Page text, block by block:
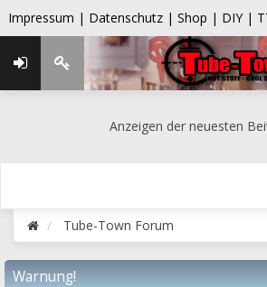
Impressum | Datenschutz | Shop | DIY |
Anzeigen der neuesten
Tube-Town Forum
Warnung!